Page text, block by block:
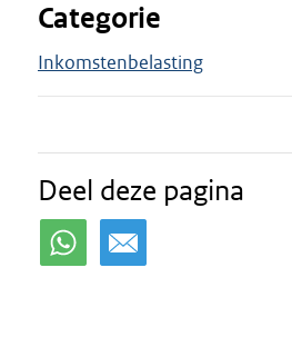
Categorie
Inkomstenbelasting
Deel deze pagina